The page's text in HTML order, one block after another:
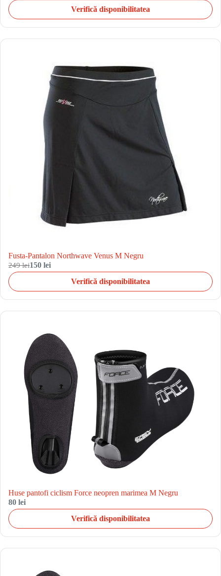
Verifică disponibilitatea
Fusta-Pantalon Northwave Venus M Negru
249 lei150 lei
Verifică disponibilitatea
Huse pantofi ciclism Force neopren marimea M Negru
80 lei
Verifică disponibilitatea